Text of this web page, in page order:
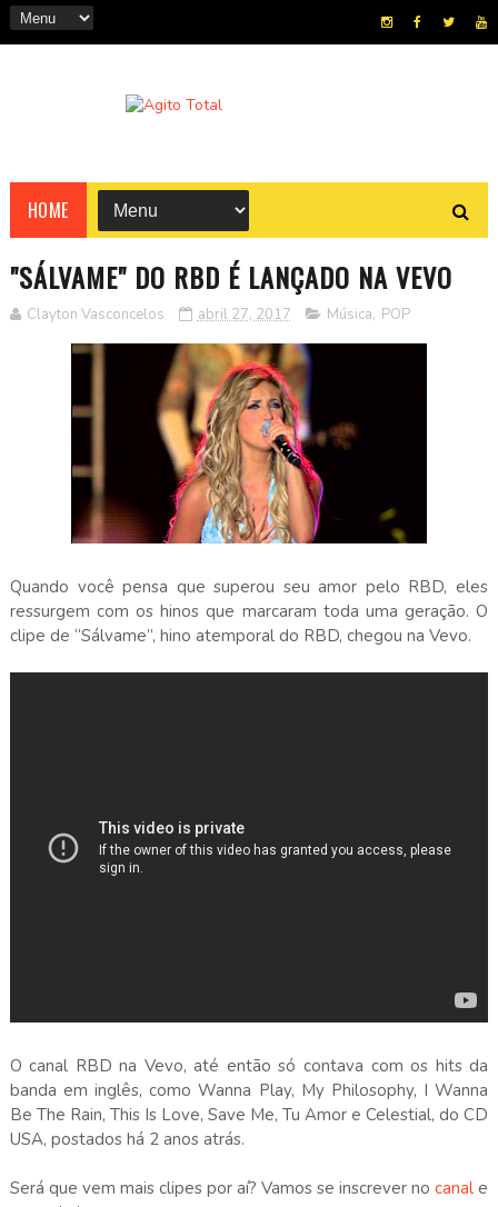
HOME
"SÁLVAME" DO RBD É LANÇADO NA VEVO
Clayton Vasconcelos abril 27, 2017 Música, POP
Quando você pensa que superou seu amor pelo RBD, eles
ressurgem com os hinos que marcaram toda uma geração. O
clipe de “Sálvame”, hino atemporal do RBD, chegou na Vevo.
O canal RBD na Vevo, até então só contava com os hits da
banda em inglês, como Wanna Play, My Philosophy, I Wanna
Be The Rain, This Is Love, Save Me, Tu Amor e Celestial, do CD
USA, postados há 2 anos atrás.
Será que vem mais clipes por aí? Vamos se inscrever nocanal e